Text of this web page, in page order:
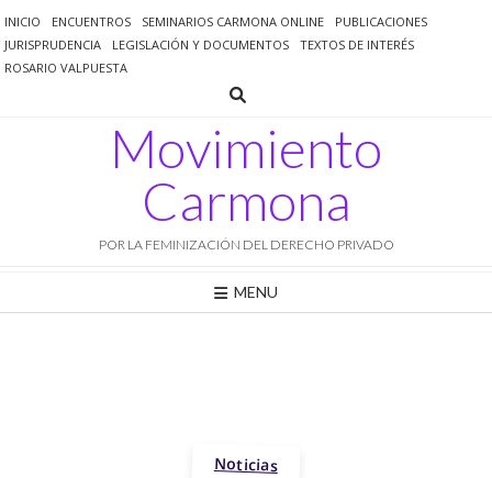
al
contenido
INICIO ENCUENTROS SEMINARIOS CARMONA ONLINE
PUBLICACIONES
JURISPRUDENCIA
LEGISLACIÓN Y DOCUMENTOS
TEXTOS DE INTERÉS
ROSARIO VALPUESTA
Movimiento
Carmona
POR LA FEMINIZACIÓN DEL DERECHO PRIVADO
MENU
Noticias